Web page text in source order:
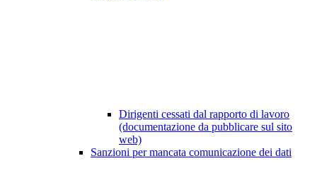
Dirigenti cessati dal rapporto di lavoro
(documentazione da pubblicare sul sito
web)
Sanzioni per mancata comunicazione dei dati